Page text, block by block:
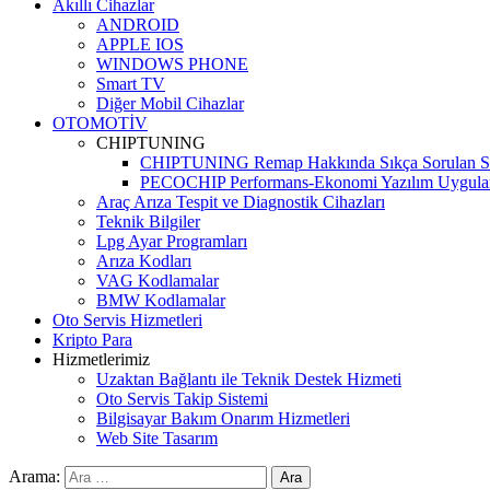
Akıllı Cihazlar
ANDROID
APPLE IOS
WINDOWS PHONE
Smart TV
Diğer Mobil Cihazlar
OTOMOTİV
CHIPTUNING
CHIPTUNING Remap Hakkında Sıkça Sorulan
PECOCHIP Performans-Ekonomi Yazılım
Araç Arıza Tespit ve Diagnostik Cihazları
Teknik Bilgiler
Lpg Ayar Programları
Arıza Kodları
VAG Kodlamalar
BMW Kodlamalar
Oto Servis Hizmetleri
Kripto Para
Hizmetlerimiz
Uzaktan Bağlantı ile Teknik Destek Hizmeti
Oto Servis Takip Sistemi
Bilgisayar Bakım Onarım Hizmetleri
Web Site Tasarım
Arama: